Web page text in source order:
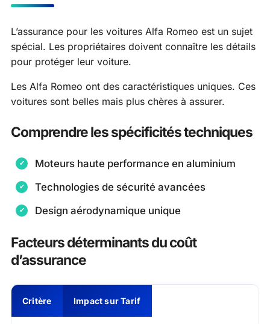
L’assurance pour les voitures Alfa Romeo est un sujet
spécial. Les propriétaires doivent connaître les détails
pour protéger leur voiture.
Les Alfa Romeo ont des caractéristiques uniques. Ces
voitures sont belles mais plus chères à assurer.
Comprendre les spécificités techniques
Moteurs haute performance en aluminium
Technologies de sécurité avancées
Design aérodynamique unique
Facteurs déterminants du coût
d’assurance
Critère Impact sur Tarif